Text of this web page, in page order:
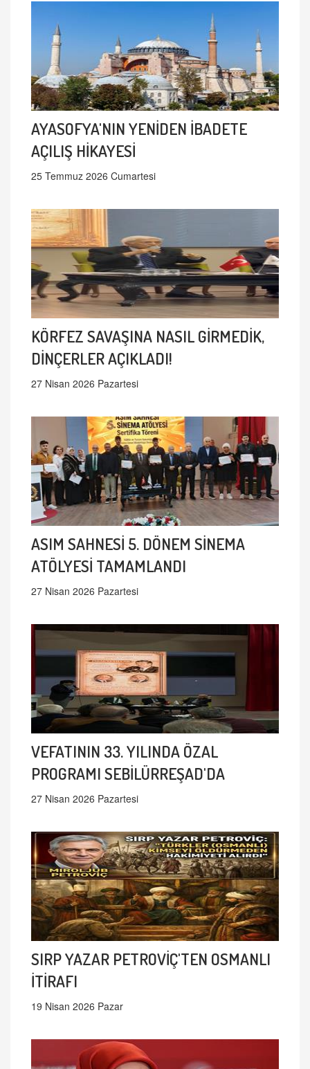
AYASOFYA'NIN YENİDEN İBADETE
AÇILIŞ HİKAYESİ
25 Temmuz 2026 Cumartesi
KÖRFEZ SAVAŞINA NASIL GİRMEDİK,
DİNÇERLER AÇIKLADI!
27 Nisan 2026 Pazartesi
ASIM SAHNESİ 5. DÖNEM SİNEMA
ATÖLYESİ TAMAMLANDI
27 Nisan 2026 Pazartesi
VEFATININ 33. YILINDA ÖZAL
PROGRAMI SEBİLÜRREŞAD'DA
27 Nisan 2026 Pazartesi
SIRP YAZAR PETROVİÇ'TEN OSMANLI
İTİRAFI
19 Nisan 2026 Pazar